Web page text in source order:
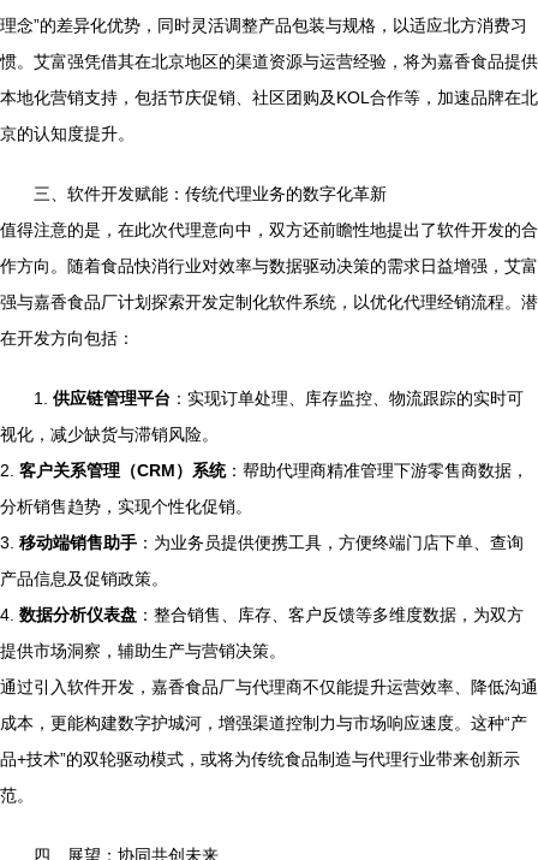
理念”的差异化优势，同时灵活调整产品包装与规格，以适应北方消费习
惯。艾富强凭借其在北京地区的渠道资源与运营经验，将为嘉香食品提供
本地化营销支持，包括节庆促销、社区团购及KOL合作等，加速品牌在北
京的认知度提升。
三、软件开发赋能：传统代理业务的数字化革新
值得注意的是，在此次代理意向中，双方还前瞻性地提出了软件开发的合
作方向。随着食品快消行业对效率与数据驱动决策的需求日益增强，艾富
强与嘉香食品厂计划探索开发定制化软件系统，以优化代理经销流程。潜
在开发方向包括：
1. 供应链管理平台 ：实现订单处理、库存监控、物流跟踪的实时可
视化，减少缺货与滞销风险。
2. 客户关系管理（CRM）系统：帮助代理商精准管理下游零售商数据，
分析销售趋势，实现个性化促销。
3. 移动端销售助手 ：为业务员提供便携工具，方便终端门店下单、查询
产品信息及促销政策。
4. 数据分析仪表盘 ：整合销售、库存、客户反馈等多维度数据，为双方
提供市场洞察，辅助生产与营销决策。
通过引入软件开发，嘉香食品厂与代理商不仅能提升运营效率、降低沟通
成本，更能构建数字护城河，增强渠道控制力与市场响应速度。这种“产
品+技术”的双轮驱动模式，或将为传统食品制造与代理行业带来创新示
范。
四、展望：协同共创未来